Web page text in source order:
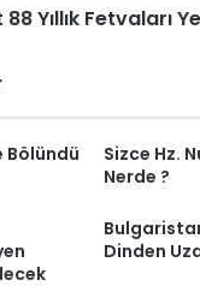
Yıllık Fetvaları
Bölündü
Sizce Hz.
Nerde ?
Dinden